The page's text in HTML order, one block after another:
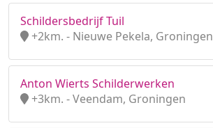
Schildersbedrijf Tuil
+2km. - Nieuwe Pekela, Groningen
Anton Wierts Schilderwerken
+3km. - Veendam, Groningen